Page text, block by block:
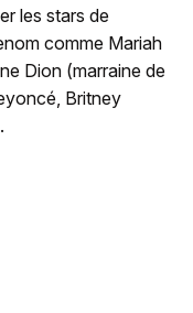
les stars de
comme Mariah
Dion (marraine de
Britney